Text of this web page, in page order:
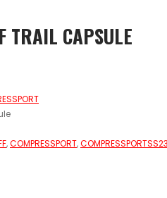
TRAIL CAPSULE
,COMPRESSPORT,COMPRESSPORTSS23